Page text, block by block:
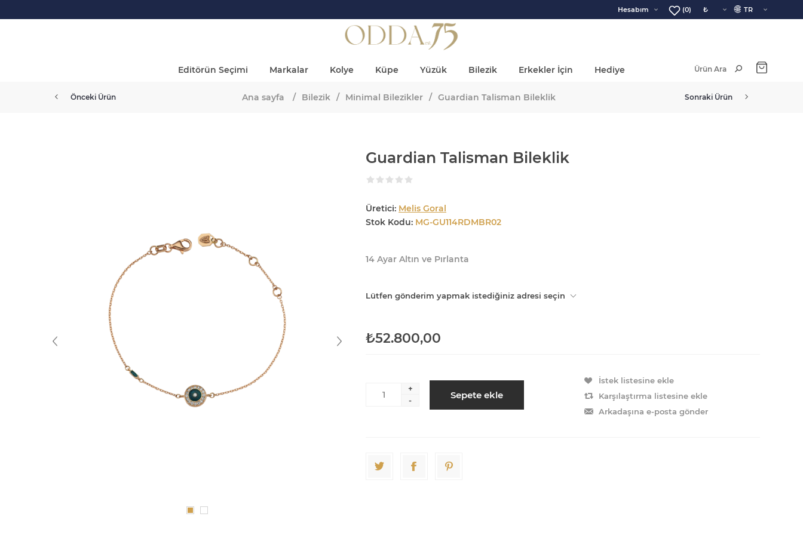
Hesabım (0) 🌐
Editörün Seçimi Markalar Kolye Küpe Yüzük Bilezik Erkekler İçin Hediye
Ana sayfa / Bilezik / Minimal Bilezikler / Guardian Talisman Bileklik
Önceki Ürün Sonraki Ürün
Guardian Talisman Bileklik
Üretici: Melis Goral
Stok Kodu: MG-GU114RDMBR02
14 Ayar Altın ve Pırlanta
Lütfen gönderim yapmak istediğiniz adresi seçin
₺52.800,00
+
-
Sepete ekle
İstek listesine ekle
Karşılaştırma listesine ekle
Arkadaşına e-posta gönder